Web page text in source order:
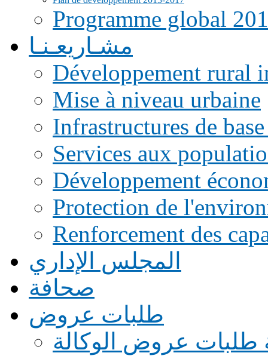
Programme global
مشـاريعـنـا
Développement rural
Mise à niveau urbaine
Infrastructures de
Services aux
Développement
Protection de
Renforcement des
المجلس الإداري
صحافة
طلبات عروض
طلبات عروض الوكالة